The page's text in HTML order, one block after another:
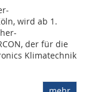
wird ab 1.
der für die
Klimatechnik